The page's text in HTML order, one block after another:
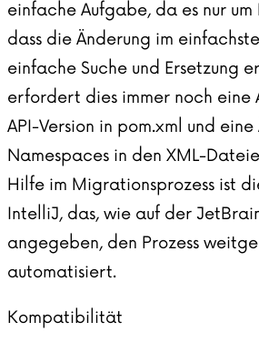
einfache Aufgabe, da es nur um
dass die Änderung im
einfache Suche und Ersetzung
erfordert dies immer noch eine
API-Version in pom.xml und
Namespaces in den XML-
Hilfe im Migrationsprozess ist
IntelliJ, das, wie auf der
angegeben, den Prozess
automatisiert.
Kompatibilität